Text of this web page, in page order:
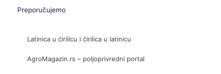
Preporučujemo
Latinica u ćirilicu i ćirilica u latinicu
AgroMagazin.rs – poljoprivredni portal